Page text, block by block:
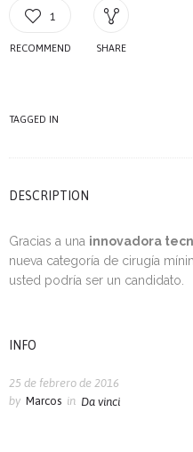
1
RECOMMEND SHARE
TAGGED IN
DESCRIPTION
Gracias a una innovadora
nueva categoría de cirugía
usted podría ser un candidato.
INFO
25 de febrero de 2016
by Marcos in Da vinci